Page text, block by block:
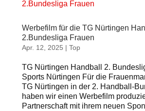
Werbefilm für die TG Nürtingen
2.Bundesliga Frauen
Apr. 12, 2025 | Top
TG Nürtingen Handball 2.
Sports Nürtingen ​Für die
TG Nürtingen in der 2. Handball-
haben wir einen Werbefilm
Partnerschaft mit ihrem neuen